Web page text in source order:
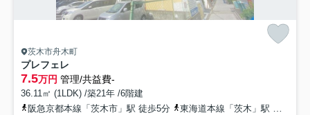
茨木市舟木町
プレフェレ
7.5万円 管理/共益費-
36.11㎡ (1LDK) /築21年 /6階建
阪急京都本線「茨木市」駅 徒歩5分
東海道本線「茨木」駅 徒歩19分